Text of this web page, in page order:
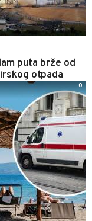
puta brže od
otpada
0